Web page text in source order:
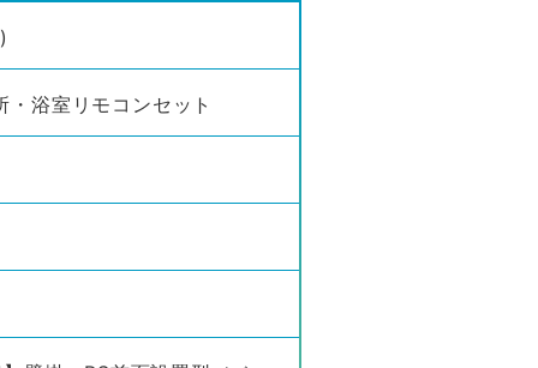
浴室リモコンセット